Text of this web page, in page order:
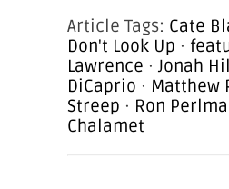
Article Tags: Cate
Don't Look Up ·
Lawrence · Jonah
DiCaprio · Matthew
Streep · Ron
Chalamet